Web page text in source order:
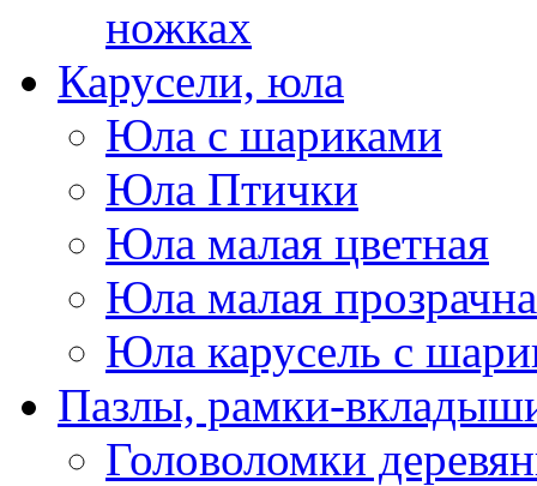
ножках
Карусели, юла
Юла с шариками
Юла Птички
Юла малая цветная
Юла малая
Юла карусель с
Пазлы, рамки-
Головоломки